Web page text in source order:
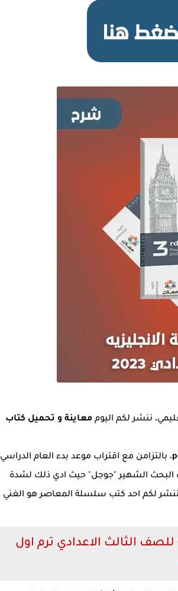
ننشر لكم اليوم معاينة و تحميل كتاب
، بالتزامن مع اقتراب موعد بدء العام الدراسي
محرك البحث الشهير "جوجل" حيث ادي ذلك لشدة
ننشر لكم احد كتب سلسلة المعاصر هو الغني
الثالث الاعدادي ترم اول